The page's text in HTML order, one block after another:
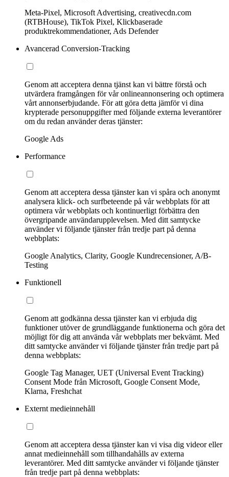
Meta-Pixel, Microsoft Advertising, creativecdn.com
(RTBHouse), TikTok Pixel, Klickbaserade
produktrekommendationer, Ads Defender
Avancerad Conversion-Tracking
Genom att acceptera denna tjänst kan vi bättre förstå och
utvärdera framgången för vår onlineannonsering och optimera
vårt annonserbjudande. För att göra detta jämför vi dina
krypterade personuppgifter med följande externa leverantörer
om du redan använder deras tjänster:
Google Ads
Performance
Genom att acceptera dessa tjänster kan vi spåra och anonymt
analysera klick- och surfbeteende på vår webbplats för att
optimera vår webbplats och kontinuerligt förbättra den
övergripande användarupplevelsen. Med ditt samtycke
använder vi följande tjänster från tredje part på denna
webbplats:
Google Analytics, Clarity, Google Kundrecensioner, A/B-
Testing
Funktionell
Genom att godkänna dessa tjänster kan vi erbjuda dig
funktioner utöver de grundläggande funktionerna och göra det
möjligt för dig att använda vår webbplats mer bekvämt. Med
ditt samtycke använder vi följande tjänster från tredje part på
denna webbplats:
Google Tag Manager, UET (Universal Event Tracking)
Consent Mode från Microsoft, Google Consent Mode,
Klarna, Freshchat
Externt medieinnehåll
Genom att acceptera dessa tjänster kan vi visa dig videor eller
annat medieinnehåll som tillhandahålls av externa
leverantörer. Med ditt samtycke använder vi följande tjänster
från tredje part på denna webbplats: